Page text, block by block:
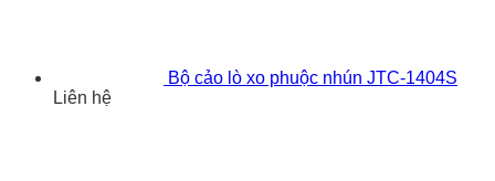
Bộ cảo lò xo phuộc nhún JTC-1404S
Liên hệ